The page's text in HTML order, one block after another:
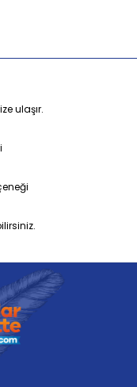
ulaşır.